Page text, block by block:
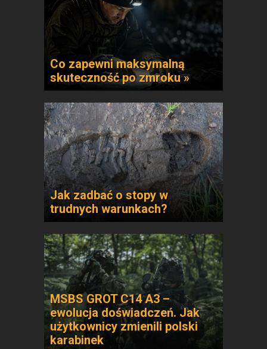
Co zapewni maksymalną
skuteczność po zmroku »
Jak zadbać o stopy w
trudnych warunkach?
MSBS GROT C14 A3 –
ewolucja doświadczeń. Jak
użytkownicy zmienili polski
karabinek